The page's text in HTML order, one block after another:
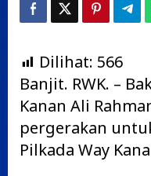
Dilihat: 566
Banjit. RWK. –
Kanan Ali
pergerakan
Pilkada Way